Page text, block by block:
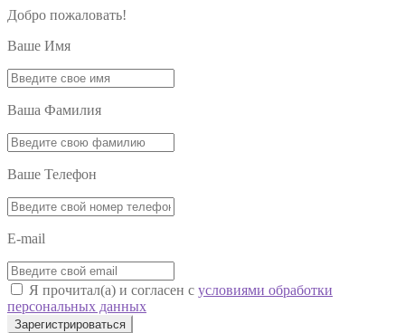
Добро пожаловать!
Ваше Имя
Ваша Фамилия
Ваше Телефон
E-mail
Я прочитал(а) и согласен с условиями обработки
персональных данных
Зарегистрироваться